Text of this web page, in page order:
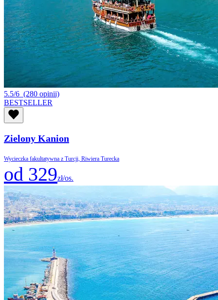
5.5/6 (280 opinii)
BESTSELLER
Zielony Kanion
Wycieczka fakultatywna z Turcji, Riwiera Turecka
od 329zł/os.